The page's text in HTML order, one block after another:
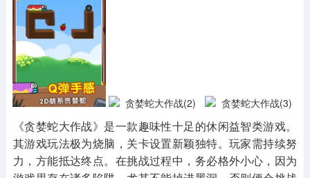
1654款应用
《贪婪蛇大作战》是一款趣味性十足的休闲益智类游戏。
其游戏玩法极为烧脑，关卡设置新颖独特。玩家需持续努
力，方能抵达终点。在挑战过程中，务必格外小心，因为